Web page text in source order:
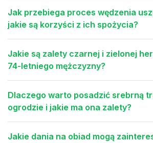
Jak przebiega proces wędzenia
jakie są korzyści z ich spożycia?
Jakie są zalety czarnej i zielonej
74-letniego mężczyzny?
Dlaczego warto posadzić srebrną
ogrodzie i jakie ma ona zalety?
Jakie dania na obiad mogą